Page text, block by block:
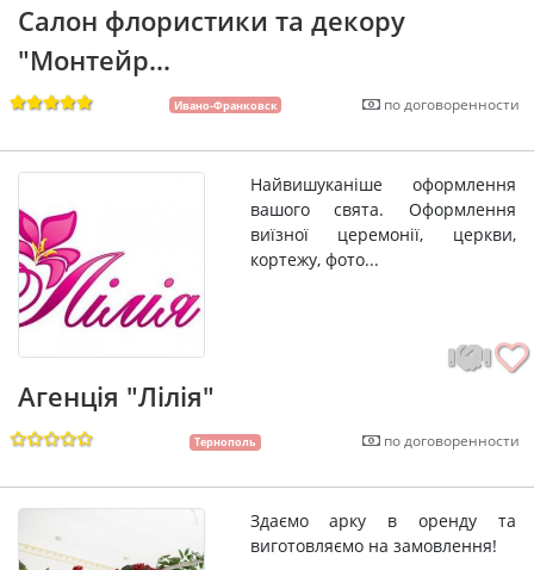
Салон флористики та декору
"Монтейр...
Ивано-Франковск по договоренности
Найвишуканіше оформлення
вашого свята. Оформлення
виїзної церемонії, церкви,
кортежу, фото...
Агенція "Лілія"
Тернополь по договоренности
Здаємо арку в оренду та
виготовляємо на замовлення!